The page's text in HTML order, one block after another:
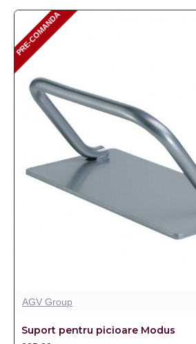
PRE-COMANDA
PRE-COMANDA
AGV Group
Suport pentru picioare Modus